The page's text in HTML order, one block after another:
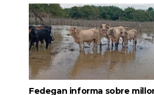
Fedegan informa sobre